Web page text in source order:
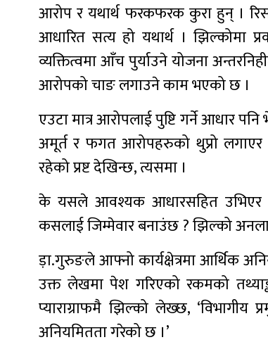
आरोप र यथार्थ फरकफरक कुरा हुन् ।
आधारित सत्य हो यथार्थ । झिल्कोमा
व्यक्तित्वमा आँच पुर्याउने योजना
आरोपको चाङ लगाउने काम भएको छ ।
एउटा मात्र आरोपलाई पुष्टि गर्ने आधार
अमूर्त र फगत आरोपहरुको थुप्रो
रहेको प्रष्ट देखिन्छ, त्यसमा ।
के यसले आवश्यक आधारसहित उभिएर
कसलाई जिम्मेवार बनाउंछ ? झिल्को
ड़ा.गुरुङले आफ्नो कार्यक्षेत्रमा आर्थिक
उक्त लेखमा पेश गरिएको रकमको
प्याराग्राफमै झिल्को लेख्छ,
अनियमितता गरेको छ ।’